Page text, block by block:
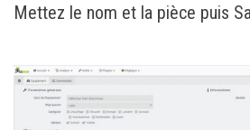
Mettez le nom et la pièce puis